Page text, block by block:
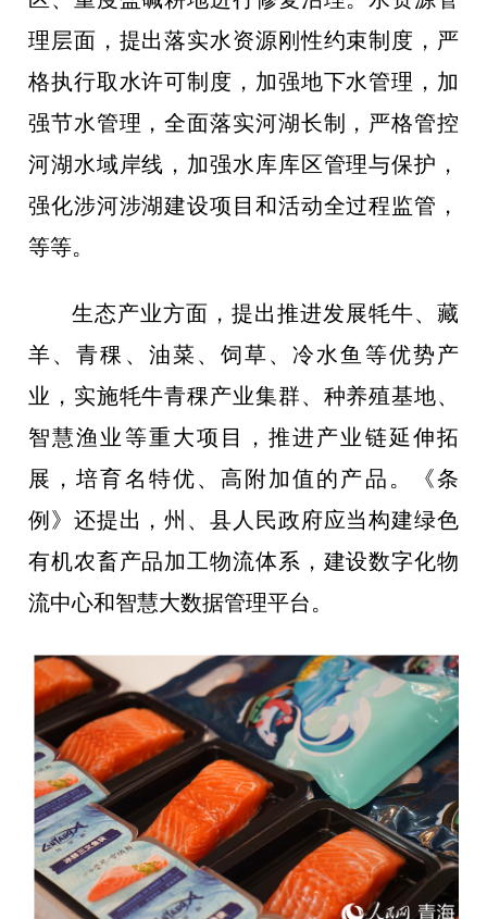
理层面，提出落实水资源刚性约束制度，严
格执行取水许可制度，加强地下水管理，加
强节水管理，全面落实河湖长制，严格管控
河湖水域岸线，加强水库库区管理与保护，
强化涉河涉湖建设项目和活动全过程监管，
等等。
生态产业方面，提出推进发展牦牛、藏
羊、青稞、油菜、饲草、冷水鱼等优势产
业，实施牦牛青稞产业集群、种养殖基地、
智慧渔业等重大项目，推进产业链延伸拓
展，培育名特优、高附加值的产品。《条
例》还提出，州、县人民政府应当构建绿色
有机农畜产品加工物流体系，建设数字化物
流中心和智慧大数据管理平台。